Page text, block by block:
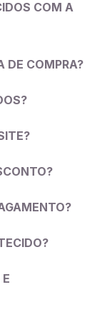
longo ou
casual, uma
é ótimo para
COM A
DE COMPRA?